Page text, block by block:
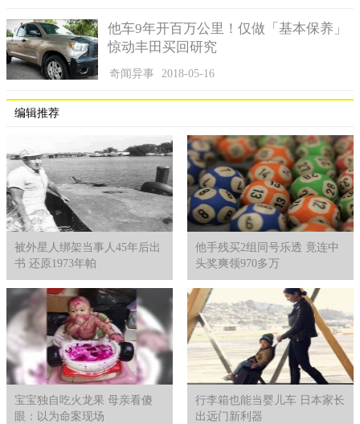
他车9年开百万公里！仅做「基本保养」
惊动丰田买回研究
奇闻异事 2018-05-16
编辑推荐
被外星人绑架当事人45年后出
书 还原1973年帕
他手残买2组同号乐透 竟连中
头奖爽领970多万
宝宝独自吃火龙果 母亲看傻
眼：以为命案现场
行李箱也能当婴儿车 日本家长
出远门新利器